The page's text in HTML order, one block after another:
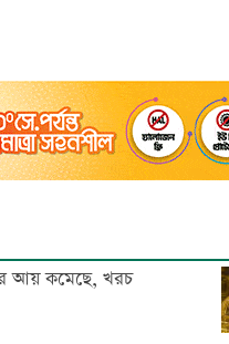
আয় কমেছে, খরচ